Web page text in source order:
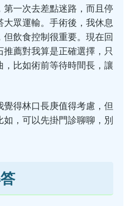
第一次去差點迷路，而且停
大眾運輸。手術後，我休息
但飲食控制很重要。現在回
薦對我算是正確選擇，只
，比如術前等待時間長，讓
覺得林口長庚值得考慮，但
，可以先掛門診聊聊，別